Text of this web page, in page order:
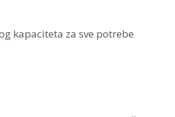
kapaciteta za sve potrebe